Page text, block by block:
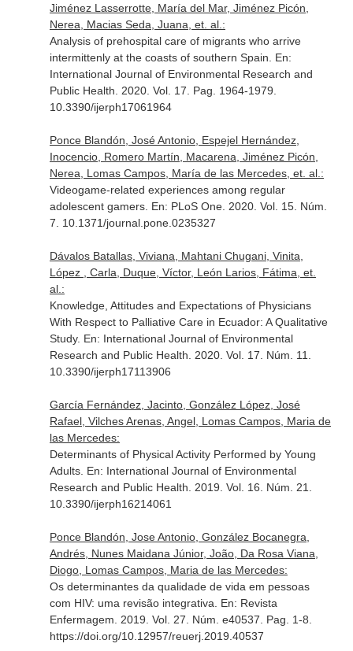
Jiménez Lasserrotte, María del Mar, Jiménez Picón,
Nerea, Macias Seda, Juana, et. al.:
Analysis of prehospital care of migrants who arrive
intermittenly at the coasts of southern Spain. En:
International Journal of Environmental Research and
Public Health . 2020. Vol. 17. Pag. 1964-1979.
10.3390/ijerph17061964
Ponce Blandón, José Antonio, Espejel Hernández,
Inocencio, Romero Martín, Macarena, Jiménez Picón,
Nerea, Lomas Campos, María de las Mercedes, et. al.:
Videogame-related experiences among regular
adolescent gamers. En: PLoS One. 2020. Vol. 15. Núm.
7. 10.1371/journal.pone.0235327
Dávalos Batallas, Viviana, Mahtani Chugani, Vinita,
López , Carla, Duque, Víctor, León Larios, Fátima, et.
al.:
Knowledge, Attitudes and Expectations of Physicians
With Respect to Palliative Care in Ecuador: A Qualitative
Study. En: International Journal of Environmental
Research and Public Health . 2020. Vol. 17. Núm. 11.
10.3390/ijerph17113906
García Fernández, Jacinto, González López, José
Rafael, Vilches Arenas, Angel, Lomas Campos, Maria de
las Mercedes:
Determinants of Physical Activity Performed by Young
Adults. En: International Journal of Environmental
Research and Public Health . 2019. Vol. 16. Núm. 21.
10.3390/ijerph16214061
Ponce Blandón, Jose Antonio, González Bocanegra,
Andrés, Nunes Maidana Júnior, João, Da Rosa Viana,
Diogo, Lomas Campos, Maria de las Mercedes:
Os determinantes da qualidade de vida em pessoas
com HIV: uma revisão integrativa. En: Revista
Enfermagem . 2019. Vol. 27. Núm. e40537. Pag. 1-8.
https://doi.org/10.12957/reuerj.2019.40537